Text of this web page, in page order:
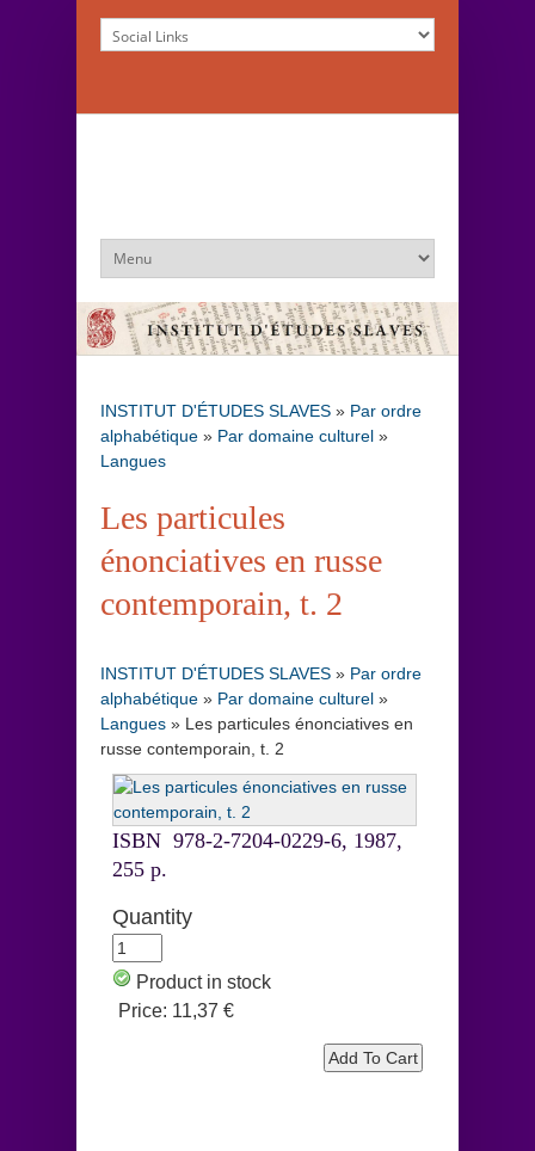
INSTITUT D'ÉTUDES SLAVES » Par ordre
alphabétique » Par domaine culturel »
Langues
Les particules
énonciatives en russe
contemporain, t. 2
INSTITUT D'ÉTUDES SLAVES » Par ordre
alphabétique » Par domaine culturel »
Langues » Les particules énonciatives en
russe contemporain, t. 2
ISBN 978-2-7204-0229-6, 1987,
255 p.
Quantity
Product in stock
Price: 11,37 €